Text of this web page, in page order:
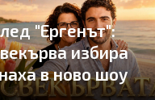
"Ергенът":
избира
в ново шоу